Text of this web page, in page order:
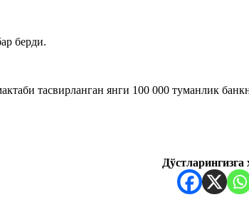
берди.
тасвирланган янги 100 000 туманлик